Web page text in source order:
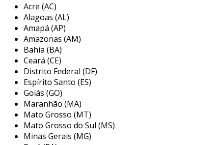
Acre (AC)
Alagoas (AL)
Amapá (AP)
Amazonas (AM)
Bahia (BA)
Ceará (CE)
Distrito Federal (DF)
Espírito Santo (ES)
Goiás (GO)
Maranhão (MA)
Mato Grosso (MT)
Mato Grosso do Sul (MS)
Minas Gerais (MG)